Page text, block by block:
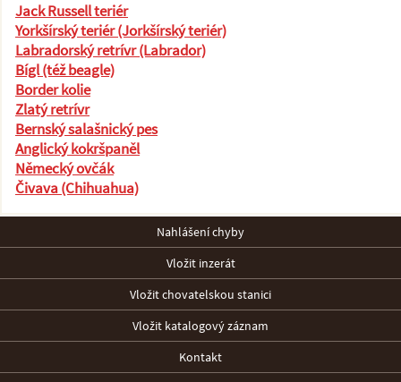
Jack Russell teriér
Yorkšírský teriér (Jorkšírský teriér)
Labradorský retrívr (Labrador)
Bígl (též beagle)
Border kolie
Zlatý retrívr
Bernský salašnický pes
Anglický kokršpaněl
Německý ovčák
Čivava (Chihuahua)
Nahlášení chyby
Vložit inzerát
Vložit chovatelskou stanici
Vložit katalogový záznam
Kontakt